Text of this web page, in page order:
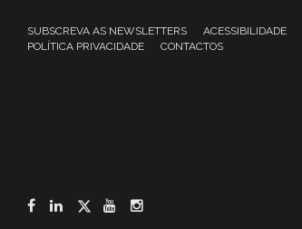
SUBSCREVA AS NEWSLETTERS ACESSIBILIDADE
POLÍTICA PRIVACIDADE
CONTACTOS
Facebook
LinkedIn
Twitter
YouTube